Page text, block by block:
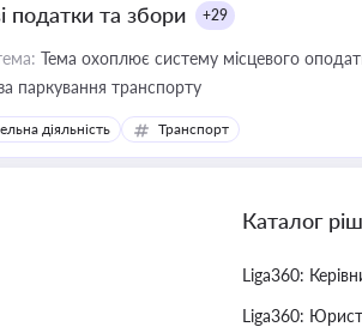
податки та збори +29
Тема охоплює систему місцевого
ділянки, за паркування транспорту
діяльність Транспорт
Каталог
Liga360:
Liga360: Юрист